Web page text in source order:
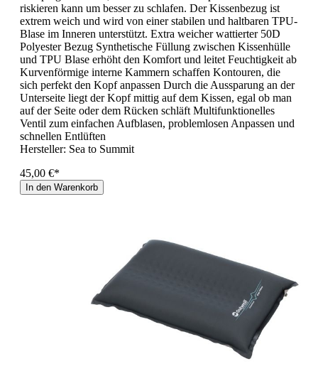
riskieren kann um besser zu schlafen. Der Kissenbezug ist
extrem weich und wird von einer stabilen und haltbaren TPU-
Blase im Inneren unterstützt. Extra weicher wattierter 50D
Polyester Bezug Synthetische Füllung zwischen Kissenhülle
und TPU Blase erhöht den Komfort und leitet Feuchtigkeit ab
Kurvenförmige interne Kammern schaffen Kontouren, die
sich perfekt den Kopf anpassen Durch die Aussparung an der
Unterseite liegt der Kopf mittig auf dem Kissen, egal ob man
auf der Seite oder dem Rücken schläft Multifunktionelles
Ventil zum einfachen Aufblasen, problemlosen Anpassen und
schnellen Entlüften
Hersteller: Sea to Summit
45,00 €*
In den Warenkorb